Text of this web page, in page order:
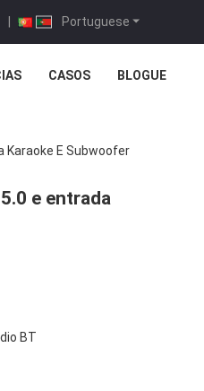
Portuguese
|
CASOS BLOGUE
Karaoke E Subwoofer
e entrada
BT